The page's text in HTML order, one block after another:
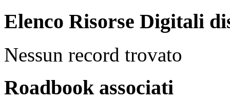
Elenco Risorse Digitali
Nessun record trovato
Roadbook associati